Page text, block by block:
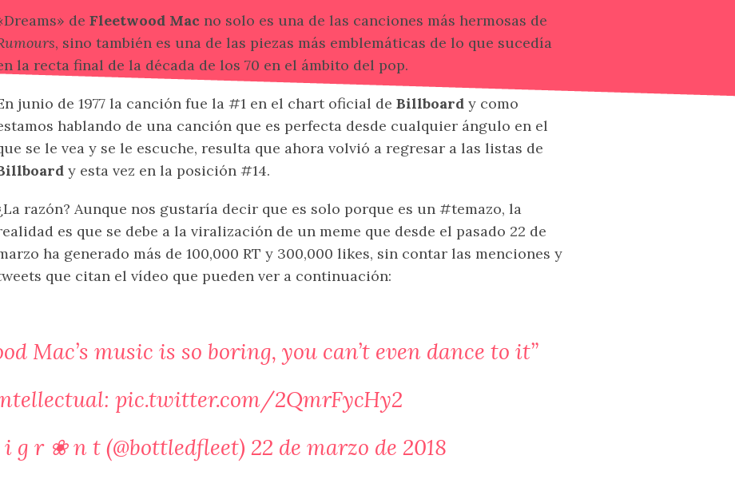
de Fleetwood Mac no solo es una de las canciones más hermosas de
, sino también es una de las piezas más emblemáticas de lo que sucedía
la recta final de la década de los 70 en el ámbito del pop.
junio de 1977 la canción fue la #1 en el chart oficial de Billboard y como
hablando de una canción que es perfecta desde cualquier ángulo en el
se le vea y se le escuche, resulta que ahora volvió a regresar a las listas de
y esta vez en la posición #14.
razón? Aunque nos gustaría decir que es solo porque es un #temazo, la
es que se debe a la viralización de un meme que desde el pasado 22 de
ha generado más de 100,000 RT y 300,000 likes, sin contar las menciones y
que citan el vídeo que pueden ver a continuación:
Mac’s music is so boring, you can’t even dance to it”
pic.twitter.com/2QmrFycHy2
g r ❀ n t (@bottledfleet) 22 de marzo de 2018